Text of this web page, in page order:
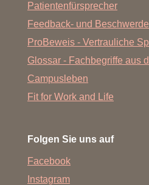
Patientenfürsprecher
Feedback- und
ProBeweis - Vertrauliche
Glossar - Fachbegriffe aus
Campusleben
Fit for Work and Life
Folgen Sie uns auf
Facebook
Instagram